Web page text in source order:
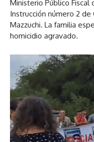
Ministerio Público Fiscal
Instrucción número 2 de
Mazzuchi. La familia
homicidio agravado.